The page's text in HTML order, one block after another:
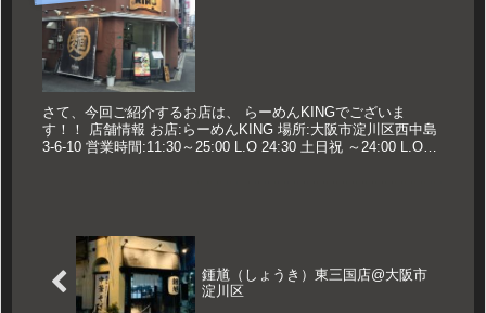
さて、今回ご紹介するお店は、 らーめんKINGでございま
す！！ 店舗情報 お店:らーめんKING 場所:大阪市淀川区西中島
3-6-10 営業時間:11:30～25:00 L.O 24:30 土日祝 ～24:00 L.O
鍾馗（しょうき）東三国店@大阪市
淀川区